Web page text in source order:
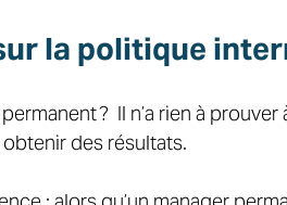
la politique
?  Il n’a rien à prouver
obtenir des résultats.